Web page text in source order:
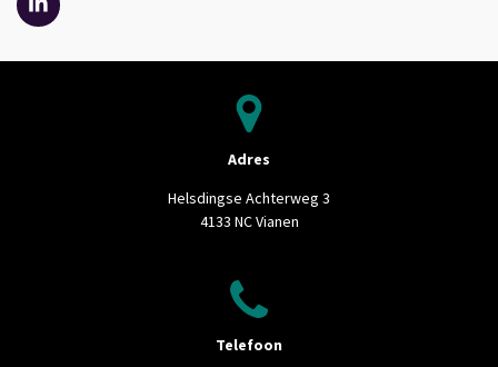
L
i
Adres
Helsdingse Achterweg 3
4133 NC Vianen
Telefoon